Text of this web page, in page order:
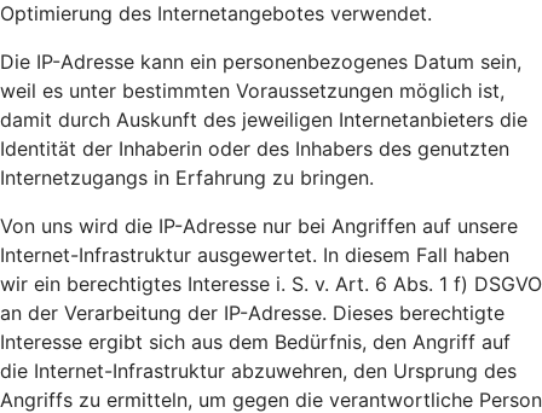
Optimierung des Internetangebotes verwendet.
Die IP-Adresse kann ein personenbezogenes Datum sein,
weil es unter bestimmten Voraussetzungen möglich ist,
damit durch Auskunft des jeweiligen Internetanbieters die
Identität der Inhaberin oder des Inhabers des genutzten
Internetzugangs in Erfahrung zu bringen.
Von uns wird die IP-Adresse nur bei Angriffen auf unsere
Internet-Infrastruktur ausgewertet. In diesem Fall haben
wir ein berechtigtes Interesse i. S. v. Art. 6 Abs. 1 f) DSGVO
an der Verarbeitung der IP-Adresse. Dieses berechtigte
Interesse ergibt sich aus dem Bedürfnis, den Angriff auf
die Internet-Infrastruktur abzuwehren, den Ursprung des
Angriffs zu ermitteln, um gegen die verantwortliche Person